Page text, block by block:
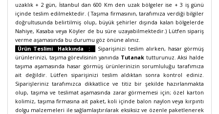
uzaklık + 2 gün, İstanbul dan 600 Km den uzak bölgeler ise + 3 iş günü
içinde teslim edilmektedir. ( Taşıma firmasının, tarafımıza verdiği bilgiler
doğrultusunda belirtilmiş olup, büyük şehirler dışında kalan bölgelerde
Nahiye, Kasaba veya Köyler de bu süre uzayabilmektedir.) Lütfen sipariş
verme aşamasında bu durumu göz önüne alınız.
Ürün Teslimi Hakkında :
Siparişinizi teslim alırken, hasar görmüş
ürünlerinizi, taşıma görevlisinin yanında Tutanak tutturunuz. Aksi halde
taşıma aşamasında hasar görmüş ürünlerinizin sorumluluğu tarafımıza
ait değildir. Lütfen siparişinizi teslim aldıktan sonra kontrol ediniz.
Siparişleriniz tarafımızca dikkatlice ve titiz bir şekilde hazırlanmakta
olup, taşıma ve teslimat aşamasında zarar görmemesi için; özel karton
kolimiz, taşıma firmasına ait paket, koli içinde balon naylon veya kırpıntı
dolgu malzemeleri ile sağlamlaştırılarak eksiksiz ve özenle paketlenerek